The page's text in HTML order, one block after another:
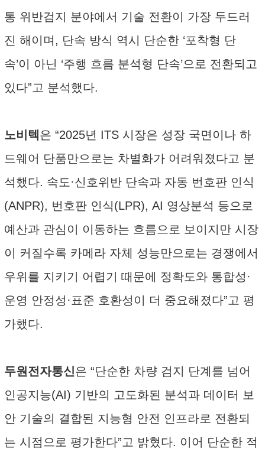
통 위반검지 분야에서 기술 전환이 가장 두드러
진 해이며, 단속 방식 역시 단순한 ‘포착형 단
속’이 아닌 ‘주행 흐름 분석형 단속’으로 전환되고
있다”고 분석했다.
노비텍 은 “2025년 ITS 시장은 성장 국면이나 하
드웨어 단품만으로는 차별화가 어려워졌다고 분
석했다. 속도·신호위반 단속과 자동 번호판 인식
(ANPR), 번호판 인식(LPR), AI 영상분석 등으로
예산과 관심이 이동하는 흐름으로 보이지만 시장
이 커질수록 카메라 자체 성능만으로는 경쟁에서
우위를 지키기 어렵기 때문에 정확도와 통합성·
운영 안정성·표준 호환성이 더 중요해졌다”고 평
가했다.
두원전자통신은 “단순한 차량 검지 단계를 넘어
인공지능(AI) 기반의 고도화된 분석과 데이터 보
안 기술의 결합된 지능형 안전 인프라로 전환되
는 시점으로 평가한다”고 밝혔다. 이어 단순한 적